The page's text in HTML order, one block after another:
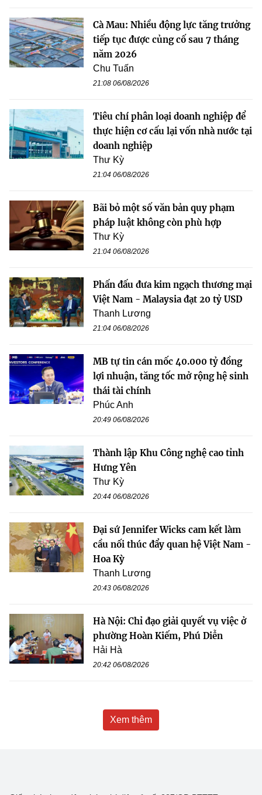
Cà Mau: Nhiều động lực tăng trưởng
tiếp tục được củng cố sau 7 tháng
năm 2026
Chu Tuấn
21:08 06/08/2026
Tiêu chí phân loại doanh nghiệp để
thực hiện cơ cấu lại vốn nhà nước tại
doanh nghiệp
Thư Kỳ
21:04 06/08/2026
Bãi bỏ một số văn bản quy phạm
pháp luật không còn phù hợp
Thư Kỳ
21:04 06/08/2026
Phấn đấu đưa kim ngạch thương mại
Việt Nam - Malaysia đạt 20 tỷ USD
Thanh Lương
21:04 06/08/2026
MB tự tin cán mốc 40.000 tỷ đồng
lợi nhuận, tăng tốc mở rộng hệ sinh
thái tài chính
Phúc Anh
20:49 06/08/2026
Thành lập Khu Công nghệ cao tỉnh
Hưng Yên
Thư Kỳ
20:44 06/08/2026
Đại sứ Jennifer Wicks cam kết làm
cầu nối thúc đẩy quan hệ Việt Nam -
Hoa Kỳ
Thanh Lương
20:43 06/08/2026
Hà Nội: Chỉ đạo giải quyết vụ việc ở
phường Hoàn Kiếm, Phú Diễn
Hải Hà
20:42 06/08/2026
Xem thêm